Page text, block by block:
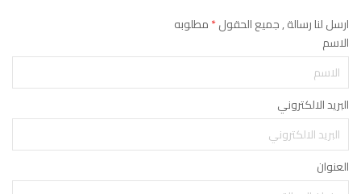
ارسل لنا رسالة , جميع الحقول*مطلوبه
الاسم
البريد الالكتروني
العنوان